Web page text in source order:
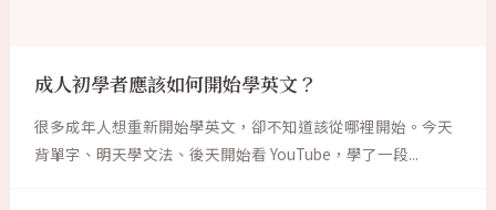
成人初學者應該如何開始學英文？
很多成年人想重新開始學英文，卻不知道該從哪裡開始。今天
背單字、明天學文法、後天開始看 YouTube，學了一段...